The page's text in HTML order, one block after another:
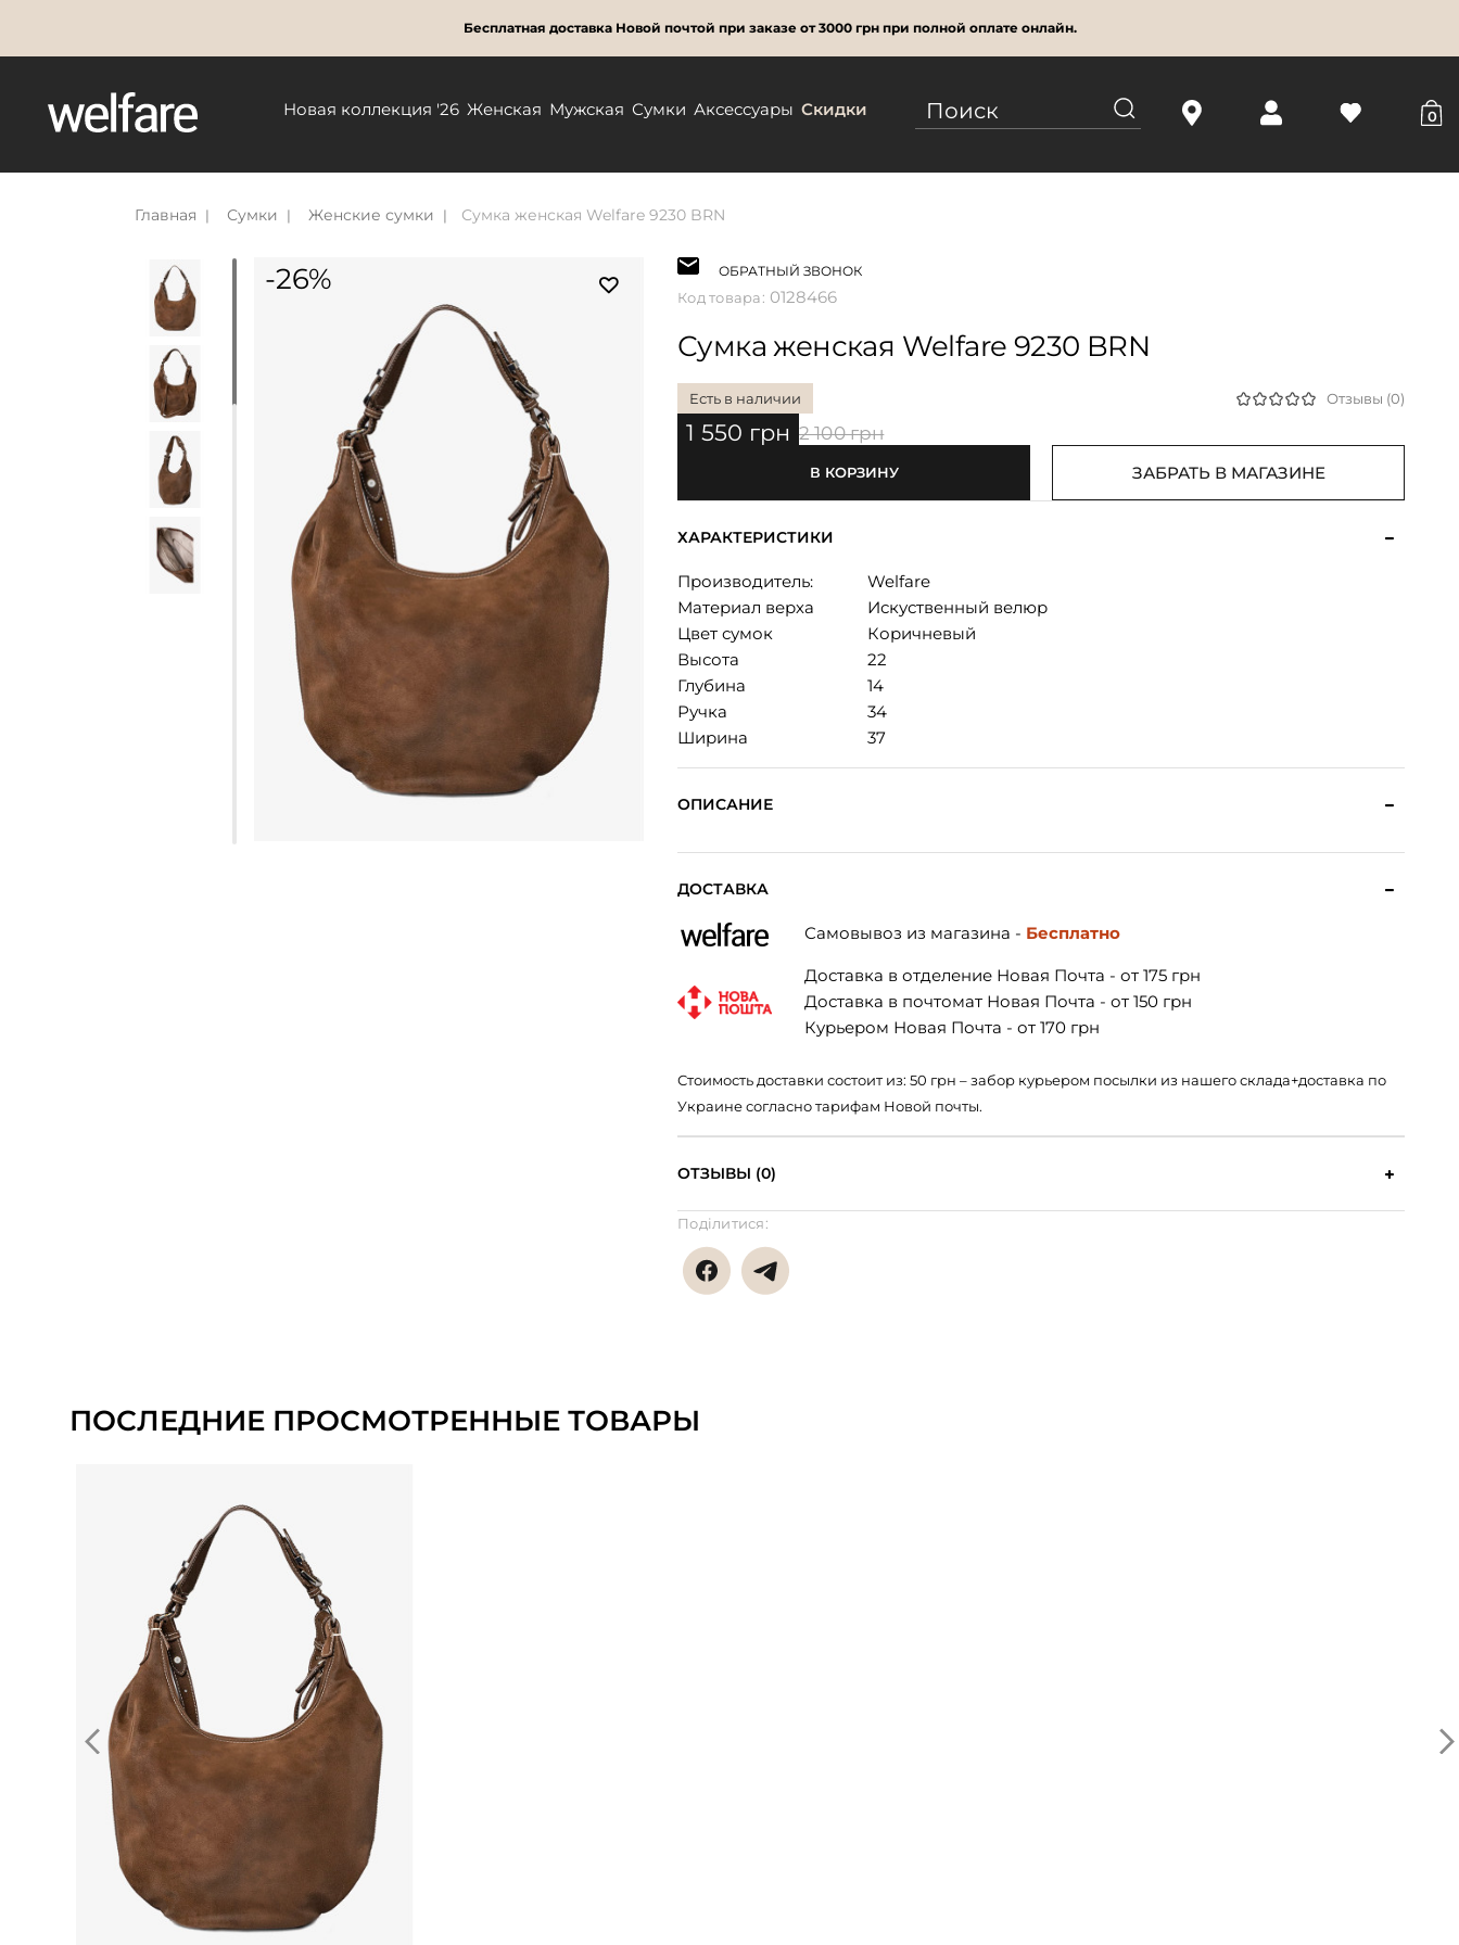
Бесплатная доставка Новой почтой при заказе от 3000 грн при полной оплате онлайн.
Новая коллекция '26 Женская Мужская Сумки Аксессуары Скидки 0
Главная Сумки Женские сумки Сумка женская Welfare 9230 BRN
-26% ОБРАТНЫЙ ЗВОНОК
Код товара: 0128466
Сумка женская Welfare 9230 BRN
Есть в наличии Отзывы (0)
1 550 грн 2 100 грн
В КОРЗИНУ ЗАБРАТЬ В МАГАЗИНЕ
ХАРАКТЕРИСТИКИ
Производитель:
Welfare
Материал верха
Искуственный велюр
Цвет сумок
Коричневый
Высота
22
Глубина
14
Ручка
34
Ширина
37
ОПИСАНИЕ
ДОСТАВКА
Самовывоз из магазина - Бесплатно
Доставка в отделение Новая Почта - от 175 грн
Доставка в почтомат Новая Почта - от 150 грн
Курьером Новая Почта - от 170 грн
Стоимость доставки состоит из: 50 грн – забор курьером посылки из нашего склада+доставка по
Украине согласно тарифам Новой почты.
ОТЗЫВЫ (0)
Поділитися:
ПОСЛЕДНИЕ ПРОСМОТРЕННЫЕ ТОВАРЫ